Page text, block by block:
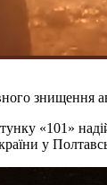
знищення
«101»
у